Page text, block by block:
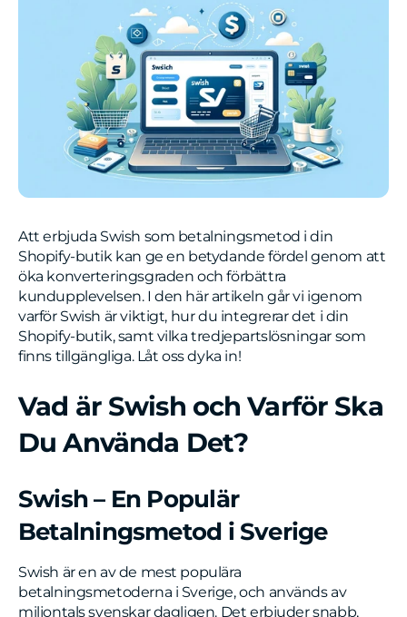
Att erbjuda Swish som betalningsmetod i din
Shopify-butik kan ge en betydande fördel genom att
öka konverteringsgraden och förbättra
kundupplevelsen. I den här artikeln går vi igenom
varför Swish är viktigt, hur du integrerar det i din
Shopify-butik, samt vilka tredjepartslösningar som
finns tillgängliga. Låt oss dyka in!
Vad är Swish och Varför Ska
Du Använda Det?
Swish – En Populär
Betalningsmetod i Sverige
Swish är en av de mest populära
betalningsmetoderna i Sverige, och används av
miljontals svenskar dagligen. Det erbjuder snabb,